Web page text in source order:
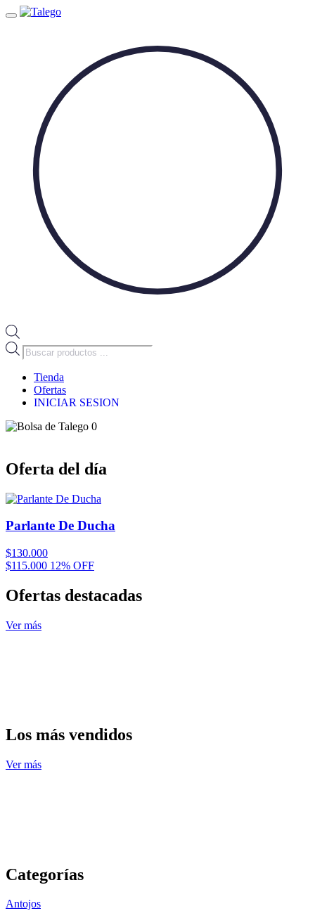
Búsqueda
de
productos
Tienda
Ofertas
INICIAR SESION
0
Oferta del día
Parlante De Ducha
$130.000
$115.000 12% OFF
Ofertas destacadas
Ver más
Los más vendidos
Ver más
Categorías
Antojos